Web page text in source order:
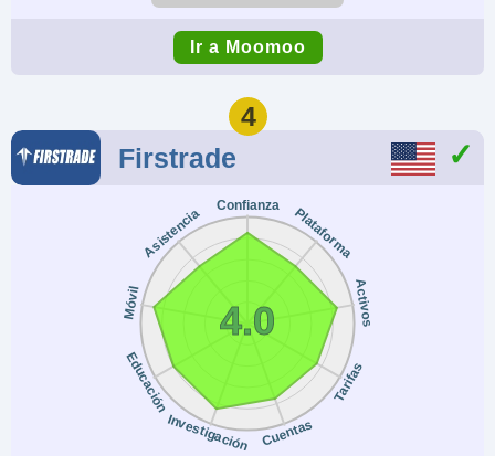
Cuenta Demo Depósito Mínimo
$0
Copy Trading Regulador
SEC, FINRA, SIPC,
MAS, SFC, ASIC,
FMA, CIRO, CIPF,
JFSA, SC
Instrumentos
Acciones, Opciones,
ETFs, ADRs, OTCs
Plataformas
Desktop Platform,
Mobile App
Ir a Moomoo
4
Firstrade
Confianza Plataforma
Activos
Tarifas
Cuentas
Investigación
Educación
Móvil
Asistencia
4.0